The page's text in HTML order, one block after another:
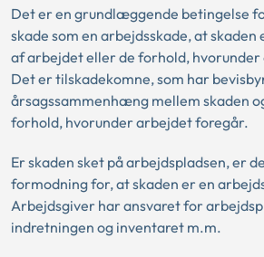
Det er en grundlæggende betingelse
skade som en arbejdsskade, at
af arbejdet eller de forhold,
Det er tilskadekomne, som har
årsagssammenhæng mellem skaden
forhold, hvorunder arbejdet foregår.
Er skaden sket på arbejdspladsen, er
formodning for, at skaden er en
Arbejdsgiver har ansvaret for
indretningen og inventaret m.m.